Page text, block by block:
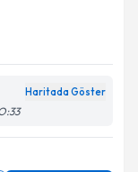
Haritada Göster